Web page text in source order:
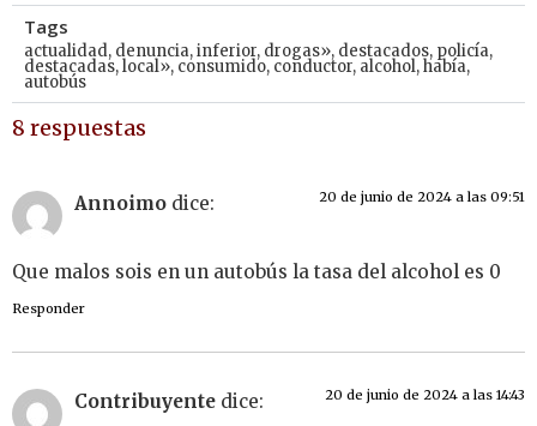
Tags
actualidad, denuncia,inferior, drogas», destacados, policía,
destacadas,local», consumido, conductor, alcohol,había,
autobús
8 respuestas
Annoimo dice: 20 de junio de 2024 a las 09:51
Que malos sois en un autobús la tasa del alcohol es 0
Responder
Contribuyente dice: 20 de junio de 2024 a las 14:43